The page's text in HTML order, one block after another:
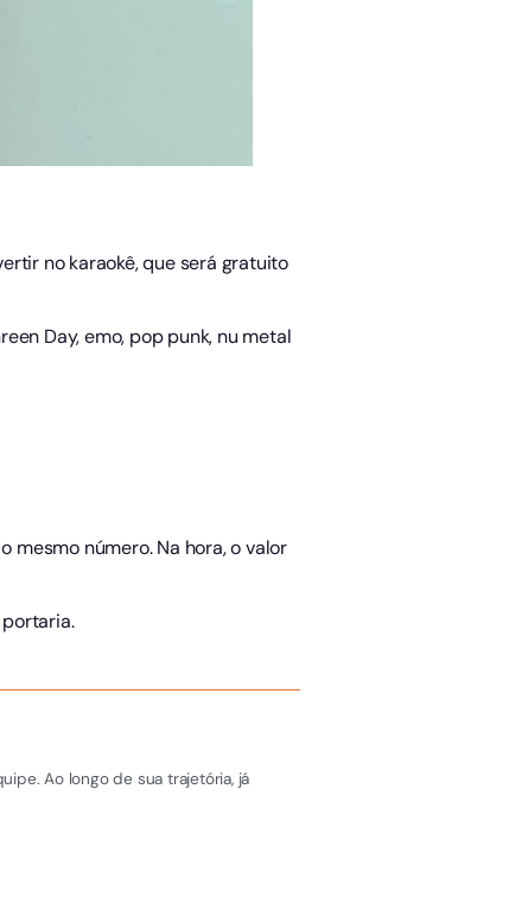
no karaokê, que será gratuito
Day, emo, pop punk, nu metal
número. Na hora, o valor
Ao longo de sua trajetória, já